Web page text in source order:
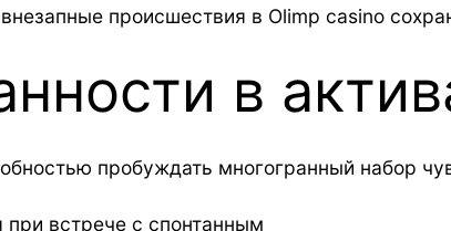
происшествия в Olimp casino
в
пробуждать многогранный набор
встрече с спонтанным